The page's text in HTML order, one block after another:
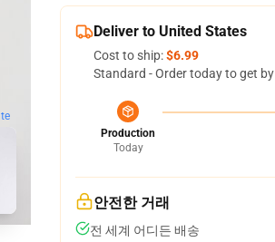
Deliver to United States
Cost to ship:$6.99
Standard - Order today to get by
Production
Today
안전한 거래
전 세계 어디든 배송